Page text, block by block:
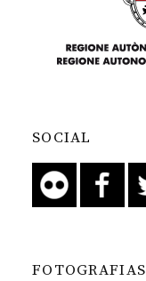
SOCIAL
FOTOGRAFIAS